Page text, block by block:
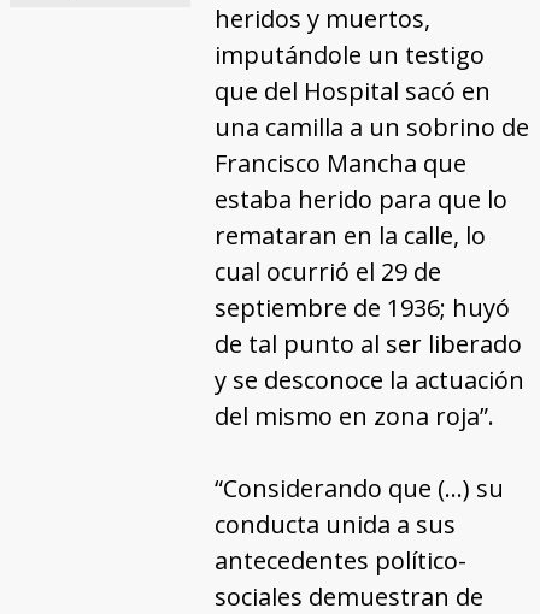
heridos y muertos,
imputándole un testigo
que del Hospital sacó en
una camilla a un sobrino de
Francisco Mancha que
estaba herido para que lo
remataran en la calle, lo
cual ocurrió el 29 de
septiembre de 1936; huyó
de tal punto al ser liberado
y se desconoce la actuación
del mismo en zona roja”.
“Considerando que (…) su
conducta unida a sus
antecedentes político-
sociales demuestran de